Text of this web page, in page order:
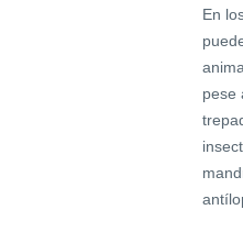
En
pese